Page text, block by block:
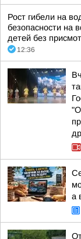
Рост гибели на
безопасности на
детей без
12:36
а